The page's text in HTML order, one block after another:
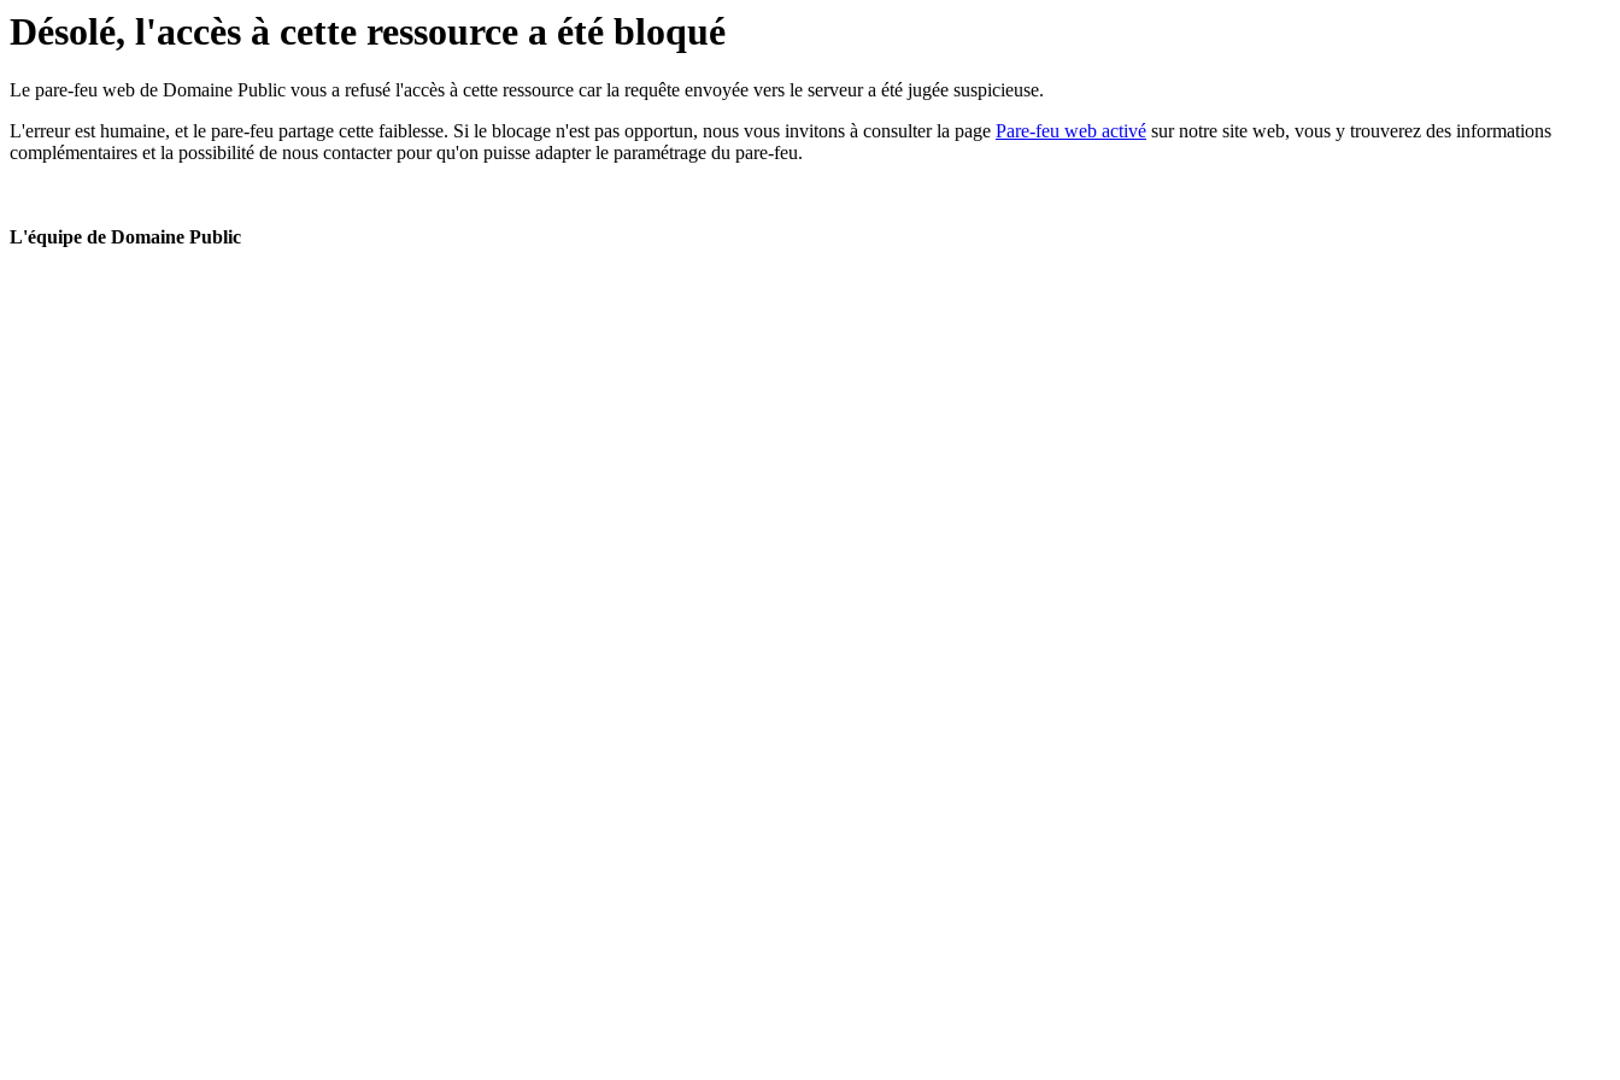
Désolé, l'accès à cette ressource a été bloqué
Le pare-feu web de Domaine Public vous a refusé l'accès à cette ressource car la requête envoyée vers le serveur a été jugée suspicieuse.
L'erreur est humaine, et le pare-feu partage cette faiblesse. Si le blocage n'est pas opportun, nous vous invitons à consulter la page Pare-feu web activé sur notre site web, vous y trouverez des informations
complémentaires et la possibilité de nous contacter pour qu'on puisse adapter le paramétrage du pare-feu.
L'équipe de Domaine Public